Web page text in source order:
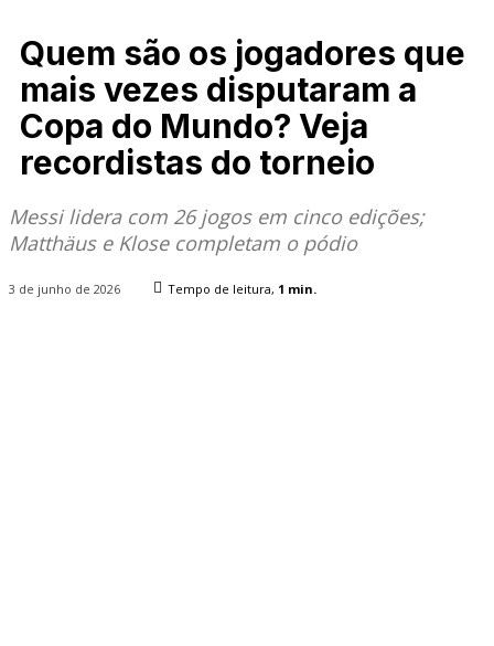
Quem são os jogadores que
mais vezes disputaram a
Copa do Mundo? Veja
recordistas do torneio
Messi lidera com 26 jogos em cinco edições;
Matthäus e Klose completam o pódio
3 de junho de 2026 Tempo de leitura, 1 min.